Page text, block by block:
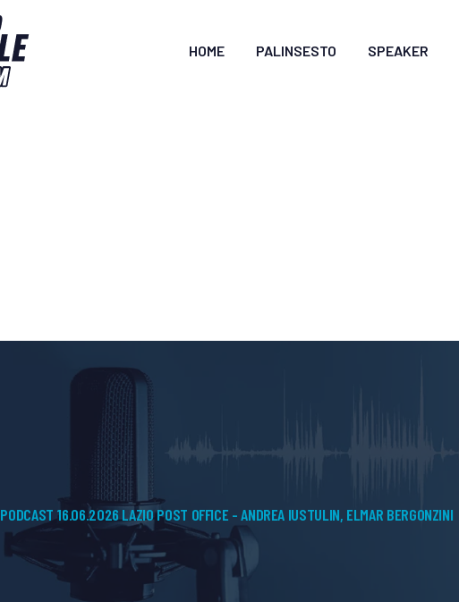
HOME PALINSESTO SPEAKER
PODCAST 16.06.2026 LAZIO POST OFFICE - ANDREA IUSTULIN, ELMAR BERGONZINI